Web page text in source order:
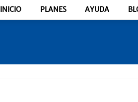
INICIO PLANES AYUDA